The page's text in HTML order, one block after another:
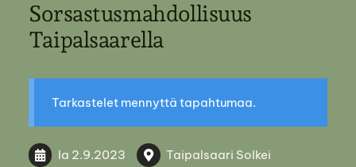
Sorsastusmahdollisuus
Taipalsaarella
Tarkastelet mennyttä tapahtumaa.
la 2.9.2023 Taipalsaari Solkei